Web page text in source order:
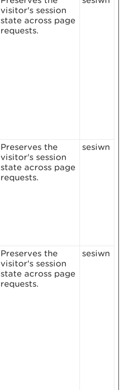
visitor's session
state across page
requests.
Preserves the
visitor's session
state across page
requests.
sesiwn
Preserves the
visitor's session
state across page
requests.
sesiwn